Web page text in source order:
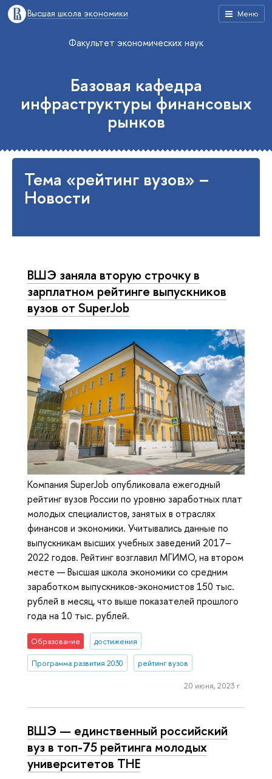
Меню
Высшая школа экономики
Факультет экономических наук
Базовая кафедра
инфраструктуры финансовых
рынков
Тема «рейтинг вузов» –
Новости
ВШЭ заняла вторую строчку в
зарплатном рейтинге выпускников
вузов от SuperJob
Компания SuperJob опубликовала ежегодный
рейтинг вузов России по уровню заработных плат
молодых специалистов, занятых в отраслях
финансов и экономики. Учитывались данные по
выпускникам высших учебных заведений 2017–
2022 годов. Рейтинг возглавил МГИМО, на втором
месте — Высшая школа экономики со средним
заработком выпускников-экономистов 150 тыс.
рублей в месяц, что выше показателей прошлого
года на 10 тыс. рублей.
Образование достижения
Программа развития 2030 рейтинг вузов
20 июня, 2023 г.
ВШЭ — единственный российский
вуз в топ-75 рейтинга молодых
университетов ТНЕ